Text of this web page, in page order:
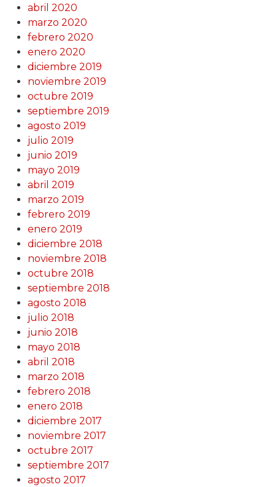
abril 2020
marzo 2020
febrero 2020
enero 2020
diciembre 2019
noviembre 2019
octubre 2019
septiembre 2019
agosto 2019
julio 2019
junio 2019
mayo 2019
abril 2019
marzo 2019
febrero 2019
enero 2019
diciembre 2018
noviembre 2018
octubre 2018
septiembre 2018
agosto 2018
julio 2018
junio 2018
mayo 2018
abril 2018
marzo 2018
febrero 2018
enero 2018
diciembre 2017
noviembre 2017
octubre 2017
septiembre 2017
agosto 2017